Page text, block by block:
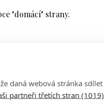
daná webová stránka sdílet
partneři třetích stran (1019)
"domácí" strany.
a z dosavadních
bez hráčů z Evropy